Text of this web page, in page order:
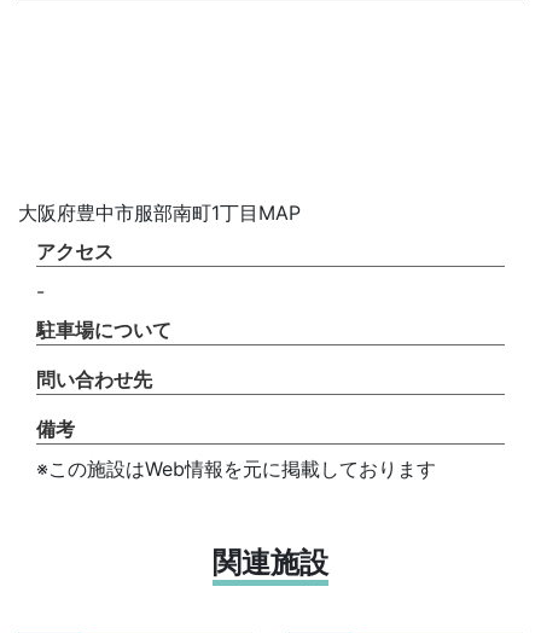
大阪府豊中市服部南町1丁目MAP
アクセス
-
駐車場について
問い合わせ先
備考
※この施設はWeb情報を元に掲載しております
関連施設